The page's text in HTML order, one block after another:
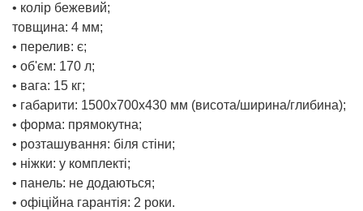
• колір бежевий;
товщина: 4 мм;
• перелив: є;
• об'єм: 170 л;
• вага: 15 кг;
• габарити: 1500х700х430 мм (висота/ширина/глибина);
• форма: прямокутна;
• розташування: біля стіни;
• ніжки: у комплекті;
• панель: не додаються;
• офіційна гарантія: 2 роки.